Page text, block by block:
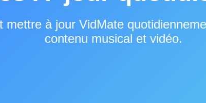
mettre à jour VidMate
contenu musical et vidéo.